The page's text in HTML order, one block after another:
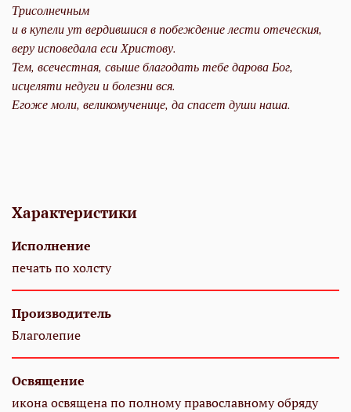
Трисолнечным
и в купели ут вердившися в побеждение лести отеческия,
веру исповедала еси Христову.
Тем, всечестная, свыше благодать тебе дарова Бог,
исцеляти недуги и болезни вся.
Егоже моли, великомученице, да спасет души наша.
Характеристики
Исполнение
печать по холсту
Производитель
Благолепие
Освящение
икона освящена по полному православному обряду